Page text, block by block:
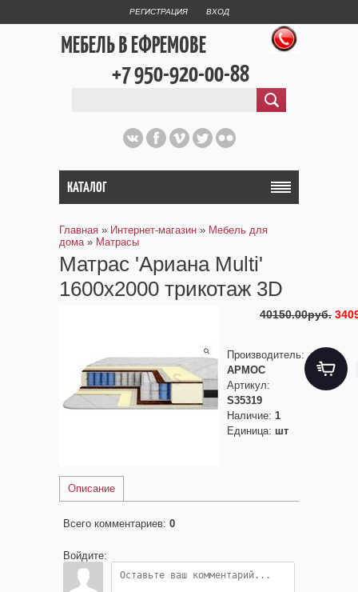
РЕГИСТРАЦИЯ ВХОД
МЕБЕЛЬ В ЕФРЕМОВЕ
+7 950-920-00-88
КАТАЛОГ
Главная » Интернет-магазин » Мебель для
дома » Матрасы
Матрас 'Ариана Multi'
1600х2000 трикотаж 3D
40150.00руб.
Производитель:
АРМОС
Артикул:
S35319
Наличие: 1
Единица: шт
Описание
Всего комментариев: 0
Войдите: